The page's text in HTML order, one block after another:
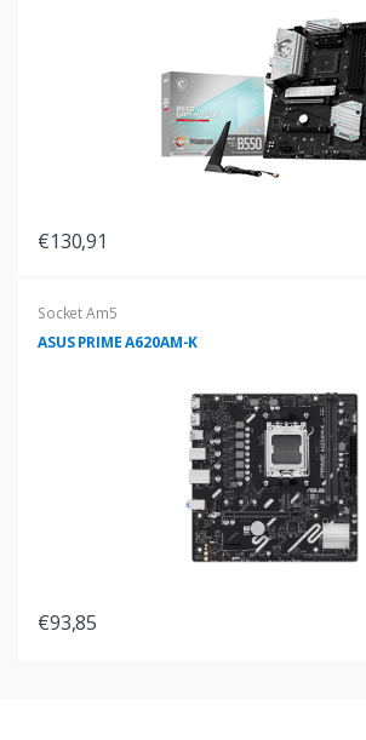
€130,91
Socket Am5
ASUS PRIME A620AM-K
€93,85